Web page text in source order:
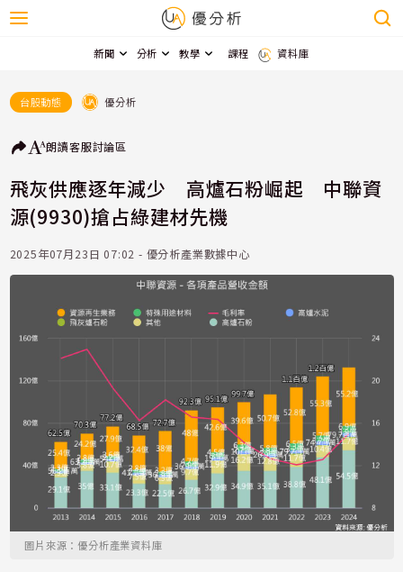
新聞 分析 教學 課程 資料庫
台股動態 優分析
朗讀客服討論區
飛灰供應逐年減少 高爐石粉崛起 中聯資
源(9930)搶占綠建材先機
2025年07月23日 07:02 - 優分析產業數據中心
圖片來源：優分析產業資料庫